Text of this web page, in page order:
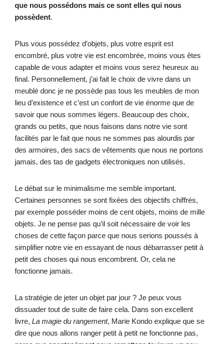
que nous possédons mais ce sont elles qui nous
possèdent.
Plus vous possédez d’objets, plus votre esprit est
encombré, plus votre vie est encombrée, moins vous êtes
capable de vous adapter et moins vous serez heureux au
final. Personnellement, j’ai fait le choix de vivre dans un
meublé donc je ne possède pas tous les meubles de mon
lieu d’existence et c’est un confort de vie énorme que de
savoir que nous sommes légers. Beaucoup des choix,
grands ou petits, que nous faisons dans notre vie sont
facilités par le fait que nous ne sommes pas alourdis par
des armoires, des sacs de vêtements que nous ne portons
jamais, des tas de gadgets électroniques non utilisés.
Le débat sur le minimalisme me semble important.
Certaines personnes se sont fixées des objectifs chiffrés,
par exemple posséder moins de cent objets, moins de mille
objets. Je ne pense pas qu’il soit nécessaire de voir les
choses de cette façon parce que nous serions poussés à
simplifier notre vie en essayant de nous débarrasser petit à
petit des choses qui nous encombrent. Or, cela ne
fonctionne jamais.
La stratégie de jeter un objet par jour ? Je peux vous
dissuader tout de suite de faire cela. Dans son excellent
livre, La magie du rangement, Marie Kondo explique que se
dire que nous allons ranger petit à petit ne fonctionne pas,